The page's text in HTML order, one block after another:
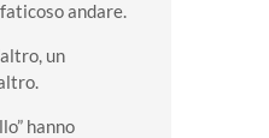
andare.
un
hanno